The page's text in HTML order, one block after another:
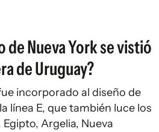
de Nueva York se vistió
de Uruguay?
incorporado al diseño de
línea E, que también luce los
Argelia, Nueva